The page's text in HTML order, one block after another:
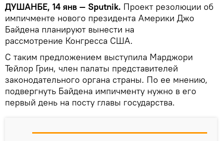
ДУШАНБЕ, 14 янв — Sputnik. Проект резолюции об
импичменте нового президента Америки Джо
Байдена планируют вынести на
рассмотрение Конгресса США.
С таким предложением выступила Марджори
Тейлор Грин, член палаты представителей
законодательного органа страны. По ее мнению,
подвергнуть Байдена импичменту нужно в его
первый день на посту главы государства.